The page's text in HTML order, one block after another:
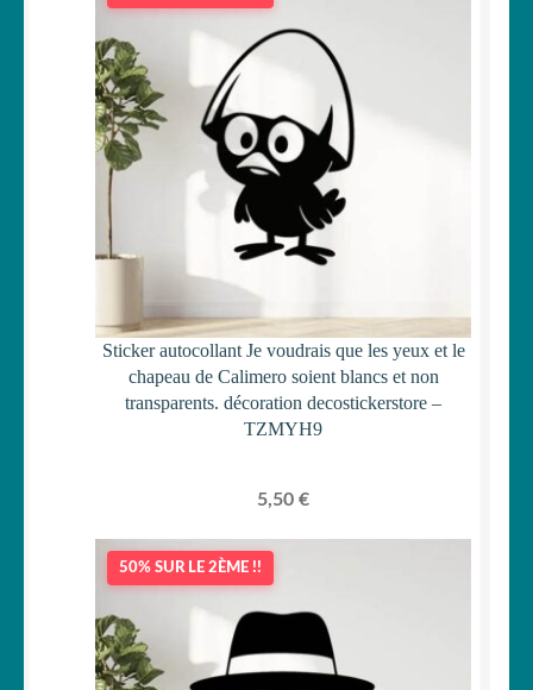
Sticker autocollant Je voudrais que les yeux et le
chapeau de Calimero soient blancs et non
transparents. décoration decostickerstore –
TZMYH9
5,50 €
50% SUR LE 2ÈME !!